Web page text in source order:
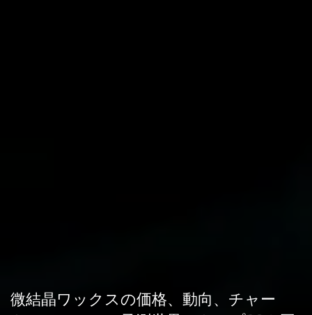
微結晶ワックスの価格、動向、チャー